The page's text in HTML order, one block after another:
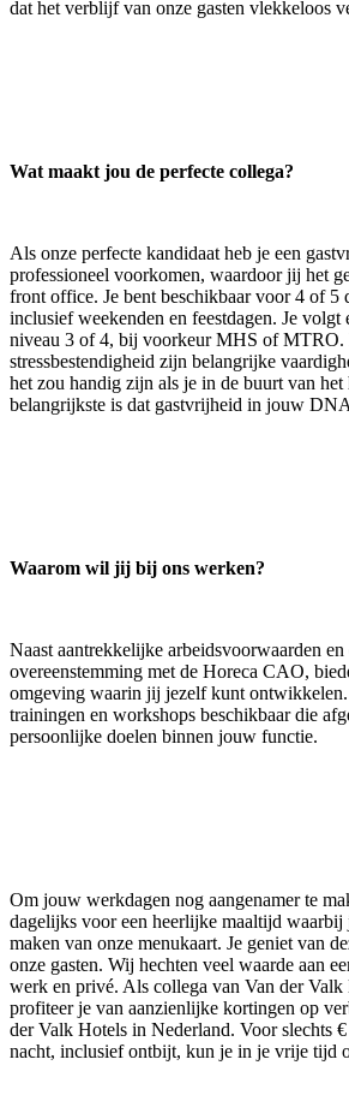
dat het verblijf van onze gasten vlekkeloos
Wat maakt jou de perfecte collega?
Als onze perfecte kandidaat heb je een
professioneel voorkomen, waardoor jij het
front office. Je bent beschikbaar voor 4 of 5
inclusief weekenden en feestdagen. Je
niveau 3 of 4, bij voorkeur MHS of MTRO.
stressbestendigheid zijn belangrijke
het zou handig zijn als je in de buurt van
belangrijkste is dat gastvrijheid in jouw
Waarom wil jij bij ons werken?
Naast aantrekkelijke arbeidsvoorwaarden en
overeenstemming met de Horeca CAO,
omgeving waarin jij jezelf kunt
trainingen en workshops beschikbaar die
persoonlijke doelen binnen jouw functie.
Om jouw werkdagen nog aangenamer te
dagelijks voor een heerlijke maaltijd waarbij
maken van onze menukaart. Je geniet van
onze gasten. Wij hechten veel waarde aan
werk en privé. Als collega van Van der
profiteer je van aanzienlijke kortingen op
der Valk Hotels in Nederland. Voor slechts
nacht, inclusief ontbijt, kun je in je vrije tijd